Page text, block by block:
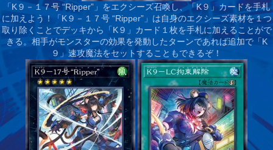
「K９－１７号 “Ripper”」をエクシーズ召喚し、「K９」カードを手札
に加えよう！
「K９－１７号 “Ripper”」は自身のエクシーズ素材を１つ
取り除くことでデッキから「K９」カード１枚を手札に加えることがで
きる。相手がモンスターの効果を発動したターンであれば追加で「K
９」速攻魔法をセットすることもできるぞ！